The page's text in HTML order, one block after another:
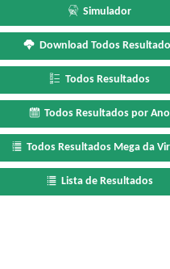
Simulador
Download Todos
Todos Resultados
Todos Resultados por Ano
Todos Resultados Mega da
Lista de Resultados